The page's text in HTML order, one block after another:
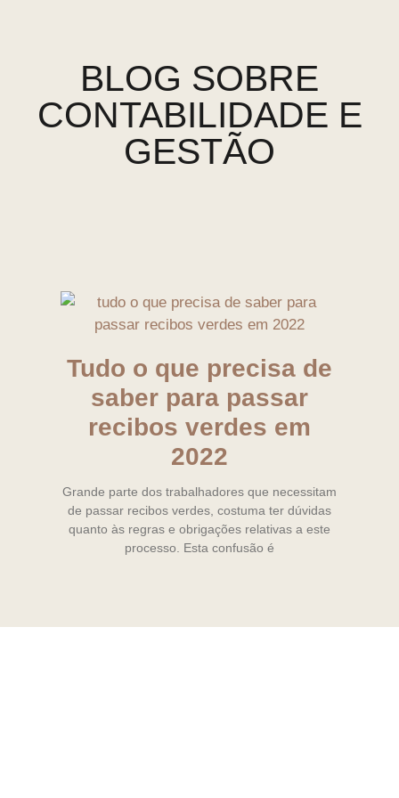
BLOG SOBRE
CONTABILIDADE E
GESTÃO
Tudo o que precisa de
saber para passar
recibos verdes em
2022
Grande parte dos trabalhadores que necessitam
de passar recibos verdes, costuma ter dúvidas
quanto às regras e obrigações relativas a este
processo. Esta confusão é